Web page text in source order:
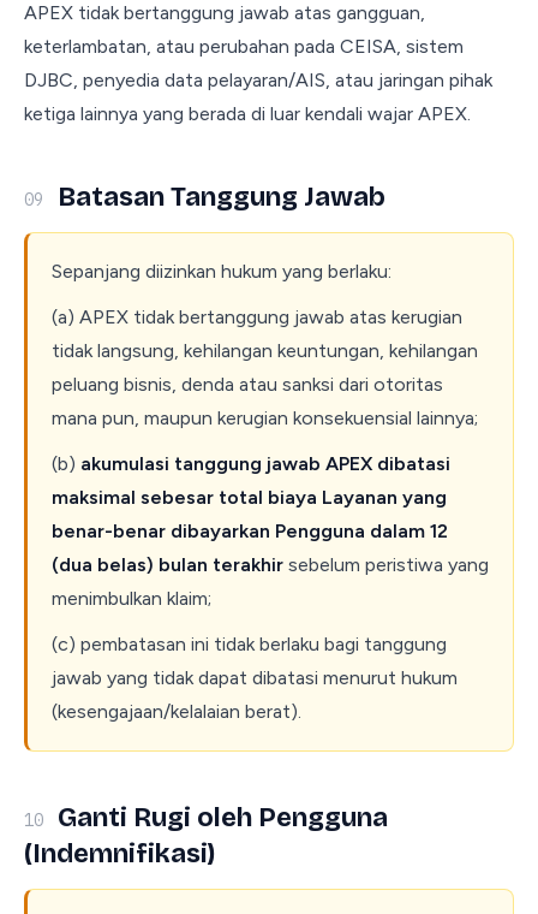
APEX tidak bertanggung jawab atas gangguan,
keterlambatan, atau perubahan pada CEISA, sistem
DJBC, penyedia data pelayaran/AIS, atau jaringan pihak
ketiga lainnya yang berada di luar kendali wajar APEX.
09 Batasan Tanggung Jawab
Sepanjang diizinkan hukum yang berlaku:
(a) APEX tidak bertanggung jawab atas kerugian
tidak langsung, kehilangan keuntungan, kehilangan
peluang bisnis, denda atau sanksi dari otoritas
mana pun, maupun kerugian konsekuensial lainnya;
(b) akumulasi tanggung jawab APEX dibatasi
maksimal sebesar total biaya Layanan yang
benar-benar dibayarkan Pengguna dalam 12
(dua belas) bulan terakhir sebelum peristiwa yang
menimbulkan klaim;
(c) pembatasan ini tidak berlaku bagi tanggung
jawab yang tidak dapat dibatasi menurut hukum
(kesengajaan/kelalaian berat).
10
Ganti Rugi oleh Pengguna
(Indemnifikasi)